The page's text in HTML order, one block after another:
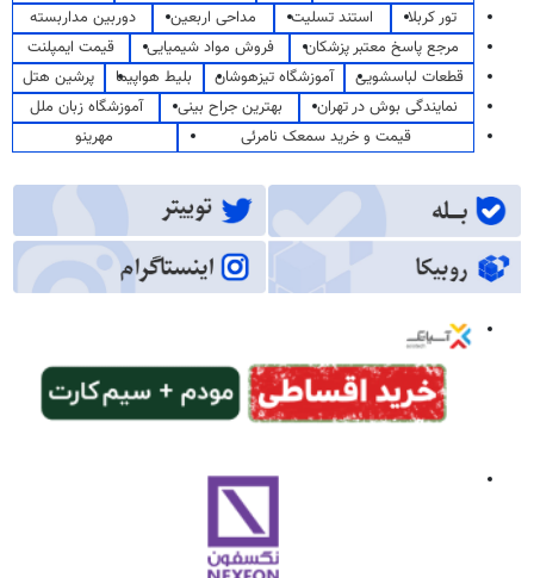
تور کربلا
استند تسلیت مداحی اربعین
دوربین مداربسته
مرجع پاسخ معتبر پزشکان
فروش مواد شیمیایی
قیمت ایمپلنت
قطعات لباسشویی
آموزشگاه تیزهوشان بلیط هواپیما
پرشین هتل
نمایندگی بوش در تهران
بهترین جراح بینی
آموزشگاه زبان ملل
قیمت و خرید سمعک نامرئی
مهرینو